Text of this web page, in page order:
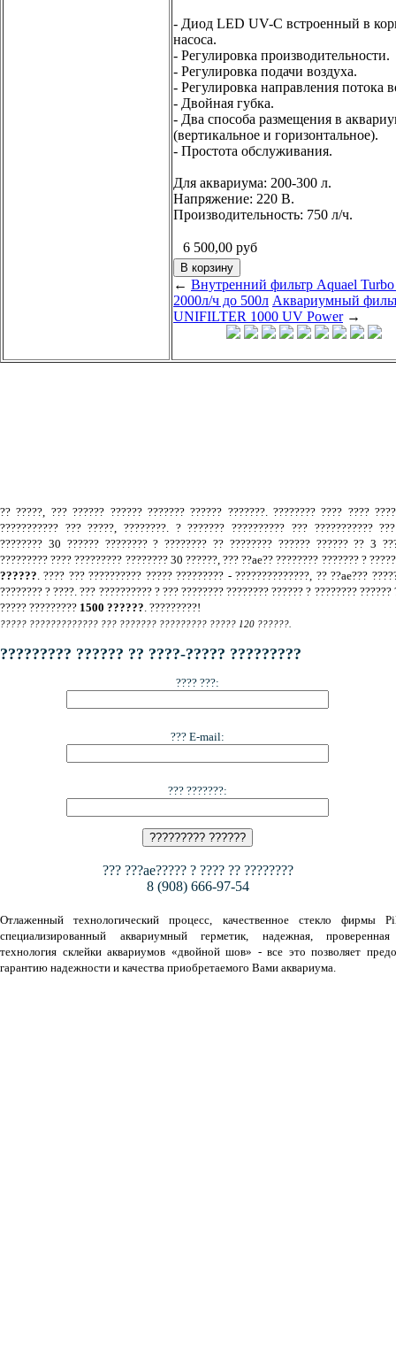
- Диод LED UV-C встроенный в
насоса.
- Регулировка производительности.
- Регулировка подачи воздуха.
- Регулировка направления потока
- Двойная губка.
- Два способа размещения в
(вертикальное и горизонтальное).
- Простота обслуживания.
Для аквариума: 200-300 л.
Напряжение: 220 В.
Производительность: 750 л/ч.
6 500,00 руб
← Внутренний фильтр Aquael
2000л/ч до 500л Аквариумный
UNIFILTER 1000 UV Power→
?? ?????, ??? ?????? ?????? ??????? ?????? ???????. ???????? ???? ????
??????????? ??? ?????, ????????. ? ??????? ?????????? ??? ???????????
???????? 30 ?????? ???????? ? ???????? ?? ???????? ?????? ?????? ?? 3
????????? ???? ????????? ???????? 30 ??????, ??? ??ae?? ???????? ??????? ?
??????. ???? ??? ?????????? ????? ????????? - ??????????????, ?? ??ae???
???????? ? ????. ??? ?????????? ? ??? ???????? ???????? ?????? ? ???????? ??????
????? ????????? 1500 ??????. ?????????!
????? ????????????? ??? ??????? ????????? ????? 120 ??????.
????????? ?????? ?? ????-????? ?????????
???? ???:
??? E-mail:
??? ???????:
??? ???ae????? ? ???? ?? ????????
8 (908) 666-97-54
Отлаженный технологический процесс, качественное стекло фирмы
специализированный аквариумный герметик, надежная,
технология склейки аквариумов «двойной шов» - все это позволяет
гарантию надежности и качества приобретаемого Вами аквариума.